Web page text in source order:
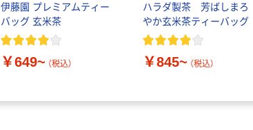
伊藤園 プレミアムティー
バッグ 玄米茶
￥649~ （税込）
ハラダ製茶 芳ばしまろ
やか玄米茶ティーバッグ
￥845~ （税込）
本気プライス
嬬恋銘水 ナチュ
ラルミネラルウ
ォーター 500ml
レス 10本